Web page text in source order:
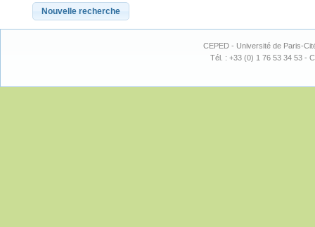
CEPED - Université de Paris-
Tél. : +33 (0) 1 76 53 34 53 -